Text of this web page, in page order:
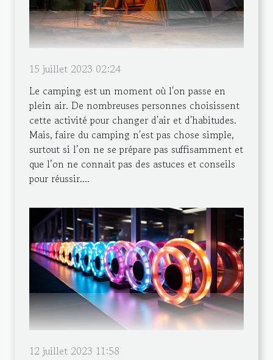
15 juillet 2023 02:24
Le camping est un moment où l'on passe en
plein air. De nombreuses personnes choisissent
cette activité pour changer d'air et d'habitudes.
Mais, faire du camping n'est pas chose simple,
surtout si l’on ne se prépare pas suffisamment et
que l’on ne connait pas des astuces et conseils
pour réussir....
12 juillet 2023 11:58